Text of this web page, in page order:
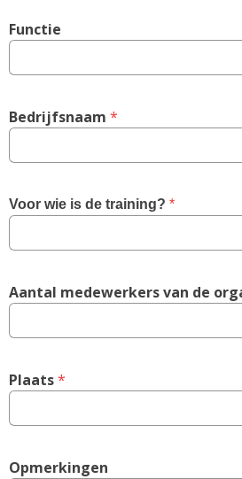
Functie
Bedrijfsnaam *
Voor wie is de training? *
Aantal medewerkers van de
Plaats *
Opmerkingen